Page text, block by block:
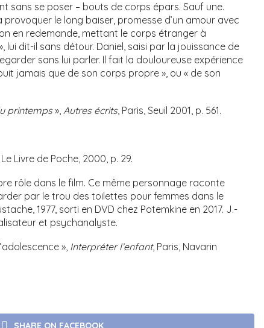
sans se poser – bouts de corps épars. Sauf une.
provoquer le long baiser, promesse d’un amour avec
en redemande, mettant le corps étranger à
lui dit-il sans détour. Daniel, saisi par la jouissance de
sans lui parler. Il fait la douloureuse expérience
jamais que de son corps propre », ou « de son
printemps », Autres écrits, Paris, Seuil 2001, p. 561.
Le Livre de Poche, 2000, p. 29.
rôle dans le film. Ce même personnage raconte
par le trou des toilettes pour femmes dans le
1977, sorti en DVD chez Potemkine en 2017. J.-
et psychanalyste.
», Interpréter l’enfant, Paris, Navarin
SHARE ON FACEBOOK